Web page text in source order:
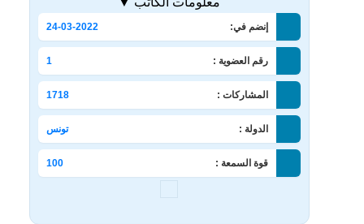
إنضم في: 24-03-2022
رقم العضوية : 1
المشاركات : 1718
الدولة : تونس
قوة السمعة : 100